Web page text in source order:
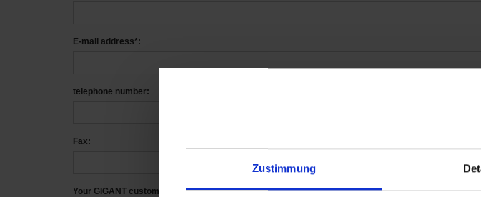
Zustimmung
E-mail address*:
telephone number:
Fax:
Your GIGANT customer no: